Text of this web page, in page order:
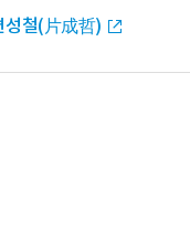
성철(片成哲)